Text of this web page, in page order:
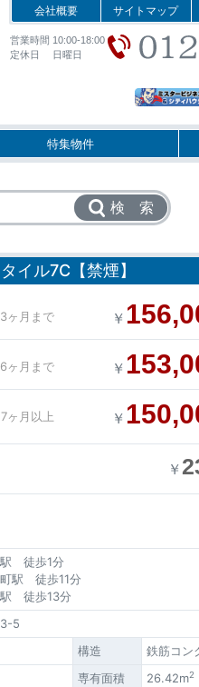
会社概要 サイトマップ
営業時間 10:00-18:00
定休日 日曜日
特集物件
検 索
イル7C【禁煙】
ヶ月まで ￥
ヶ月まで ￥
7ヶ月以上 ￥
￥
徒歩1分
駅 徒歩11分
徒歩13分
5
構造
鉄筋コン
専有面積 26.42m2